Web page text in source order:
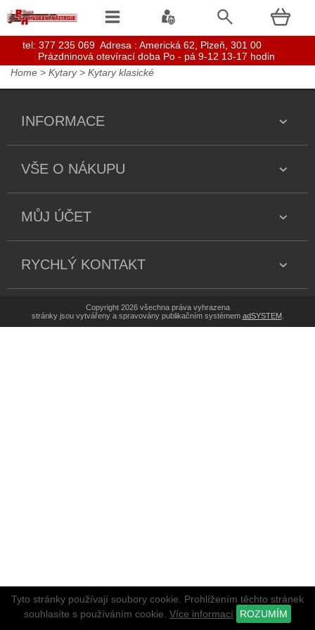
Home > Kytary> Kytary klasické
tel: 377 235 069 Adresa : Americká 62, Plzeň, 301 00
Prázdninová otevírací doba Po - pá 9-12 13-17 hodin
INFORMACE
VŠE O NÁKUPU
MŮJ ÚČET
RYCHLÝ KONTAKT
Tyto stránky používají soubory cookie. Prohlížením těchto stránek
souhlasíte s používáním cookie. Více informací ROZUMÍM
Copyright 2026 všechna práva vyhrazena
stránky jsou vytvářeny a spravovány publikačním systémem adSYSTEM.